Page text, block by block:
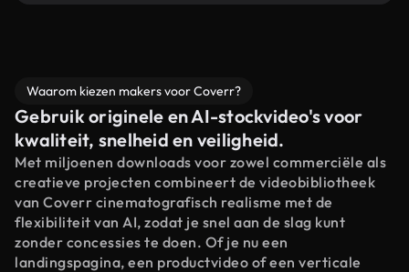
Waarom kiezen makers voor Coverr?
Gebruik originele en AI-stockvideo's voor
kwaliteit, snelheid en veiligheid.
Met miljoenen downloads voor zowel commerciële als
creatieve projecten combineert de videobibliotheek
van Coverr cinematografisch realisme met de
flexibiliteit van AI, zodat je snel aan de slag kunt
zonder concessies te doen. Of je nu een
landingspagina, een productvideo of een verticale